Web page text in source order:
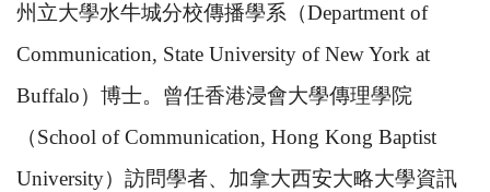
州立大學水牛城分校傳播學系（Department of
Communication, State University of New York at
Buffalo）博士。曾任香港浸會大學傳理學院
（School of Communication, Hong Kong Baptist
University）訪問學者、加拿大西安大略大學資訊